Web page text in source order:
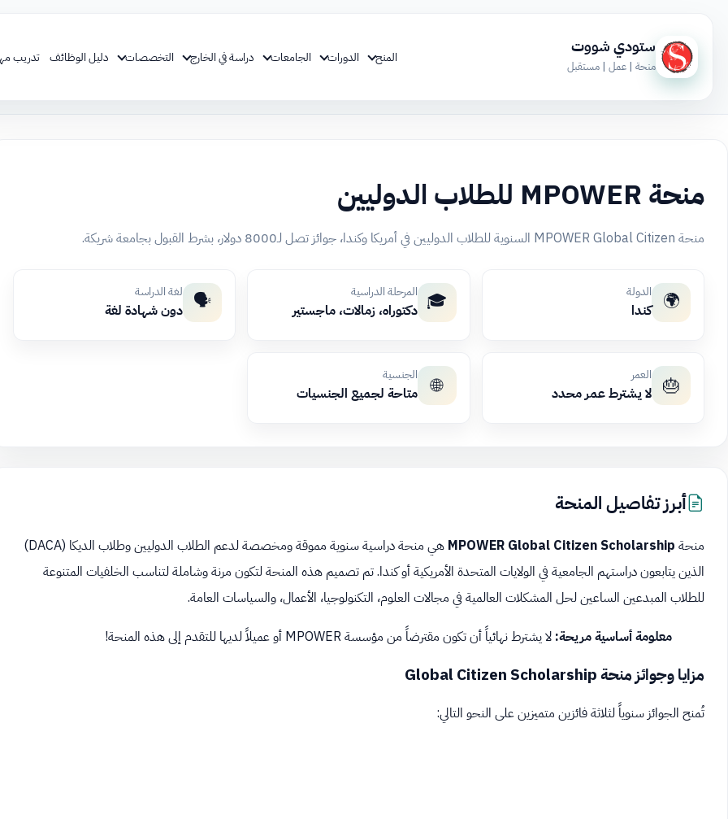
ستودي شووت
منحة | عمل | مستقبل
المنح الدورات الجامعات دراسة في الخارج التخصصات دليل الوظائف تدريب
منحة MPOWER للطلاب الدوليين
منحة MPOWER Global Citizen السنوية للطلاب الدوليين في أمريكا وكندا، جوائز تصل لـ8000 دولار، بشرط القبول بجامعة شريكة.
🌍 الدولة
كندا 🎓 المرحلة الدراسية
دكتوراه، زمالات، ماجستير 🗣️ لغة الدراسة
دون شهادة لغة
🎂 العمر
لا يشترط عمر محدد 🌐 الجنسية
متاحة لجميع الجنسيات
أبرز تفاصيل المنحة
منحة MPOWER Global Citizen Scholarship
هي منحة دراسية سنوية مموقة ومخصصة لدعم الطلاب الدوليين وطلاب الديكا (DACA)
الذين يتابعون دراستهم الجامعية في الولايات المتحدة الأمريكية أو كندا. تم تصميم هذه المنحة لتكون مرنة وشاملة لتناسب الخلفيات المتنوعة
للطلاب المبدعين الساعين لحل المشكلات العالمية في مجالات العلوم، التكنولوجيا، الأعمال، والسياسات العامة.
معلومة أساسية مريحة: لا يشترط نهائياً أن تكون مقترضاً من مؤسسة MPOWER أو عميلاً لديها للتقدم إلى هذه المنحة!
مزايا وجوائز منحة Global Citizen Scholarship
تُمنح الجوائز سنوياً لثلاثة فائزين متميزين على النحو التالي: